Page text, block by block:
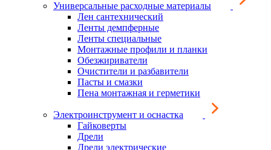
Универсальные расходные материалы
Лен сантехнический
Ленты демпферные
Ленты специальные
Монтажные профили и планки
Обезжириватели
Очистители и разбавители
Пасты и смазки
Пена монтажная и герметики
Электроинструмент и оснастка
Гайковерты
Дрели
Дрели электрические